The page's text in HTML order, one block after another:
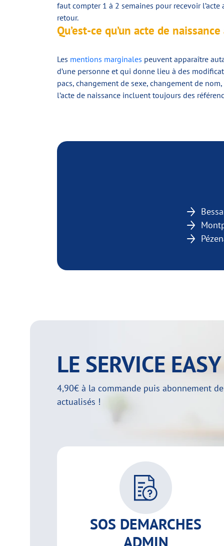
faut compter 1 à 2 semaines pour recevoir
retour.
Qu’est-ce qu’un acte de
Les mentions marginales peuvent apparaître
d’une personne et qui donne lieu à des
pacs, changement de sexe, changement de
l’acte de naissance incluent toujours des
LE SERVICE
4,90€ à la commande puis abonnement
actualisés !
SOS DEMARCHES
ADMIN